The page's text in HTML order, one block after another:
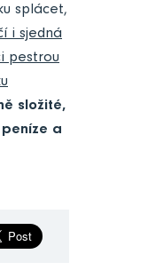
splácet,
i sjedná
pestrou
složité,
a